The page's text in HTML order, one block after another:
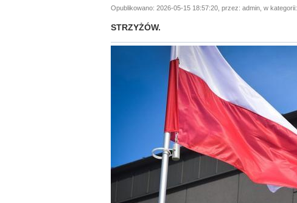
Opublikowano: 2026-05-15 18:57:20, przez: admin, w kategorii:
STRZYŻÓW.